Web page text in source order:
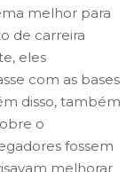
melhor para
de carreira
eles
com as bases
disso, também
o
fossem
melhorar